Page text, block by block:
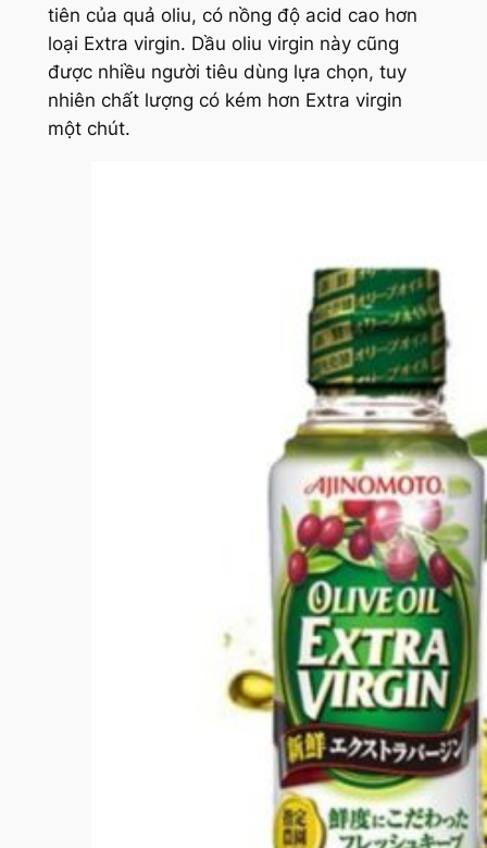
tiên của quả oliu, có nồng độ acid cao hơn
loại Extra virgin. Dầu oliu virgin này cũng
được nhiều người tiêu dùng lựa chọn, tuy
nhiên chất lượng có kém hơn Extra virgin
một chút.